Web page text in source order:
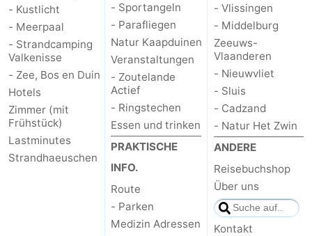
- Kustlicht
- Meerpaal
- Strandcamping
Valkenisse
- Zee, Bos en Duin
Hotels
Zimmer (mit
Frühstück)
Lastminutes
Strandhaeuschen
- Sportangeln
- Parafliegen
Natur Kaapduinen
Veranstaltungen
- Zoutelande
Actief
- Ringstechen
Essen und trinken
PRAKTISCHE
INFO.
Route
- Parken
Medizin Adressen
- Vlissingen
- Middelburg
Zeeuws-
Vlaanderen
- Nieuwvliet
- Sluis
- Cadzand
- Natur Het Zwin
ANDERE
Reisebuchshop
Über uns
Kontakt